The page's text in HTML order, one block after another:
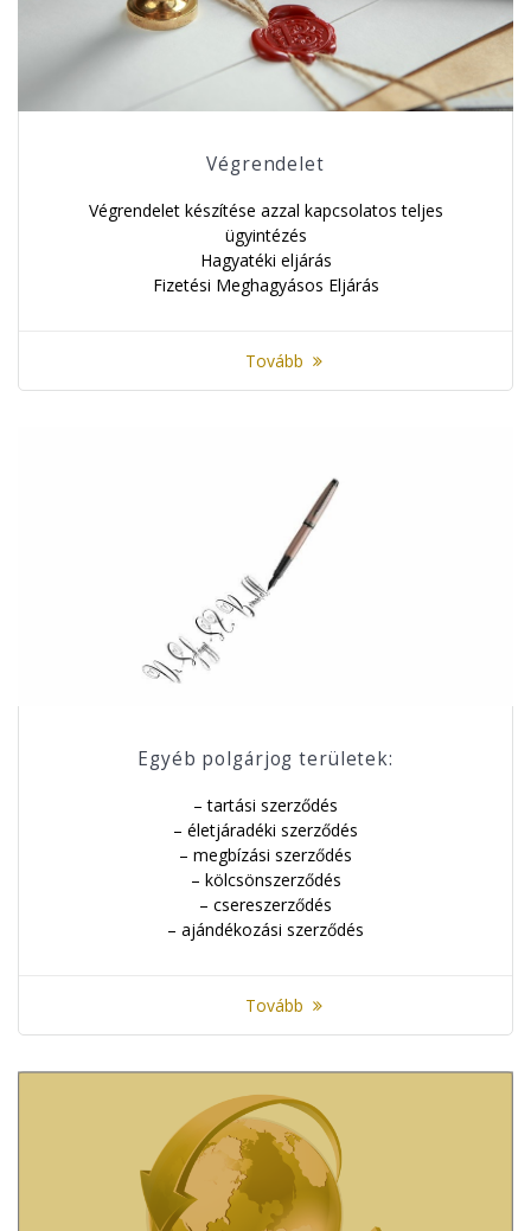
Végrendelet
Végrendelet készítése azzal kapcsolatos teljes
ügyintézés
Hagyatéki eljárás
Fizetési Meghagyásos Eljárás
Tovább
Egyéb polgárjog területek:
– tartási szerződés
– életjáradéki szerződés
– megbízási szerződés
– kölcsönszerződés
– csereszerződés
– ajándékozási szerződés
Tovább